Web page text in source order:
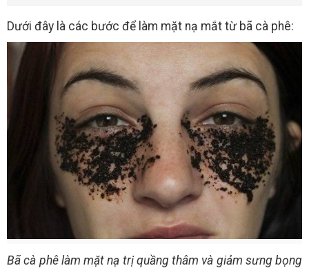
Dưới đây là các bước để làm mặt nạ mắt từ bã cà phê:
Bã cà phê làm mặt nạ trị quầng thâm và giảm sưng bọng